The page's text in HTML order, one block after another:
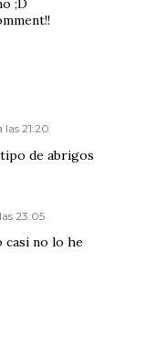
;D
las 21:20
tipo de abrigos
23:05
casi no lo he